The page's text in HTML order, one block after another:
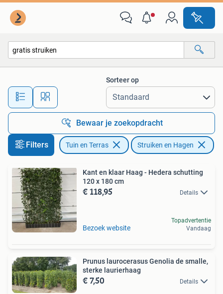
Alle afstanden…
Sorteer op
Bewaar je zoekopdracht
Filters Tuin en Terras Struiken en Hagen
Kant en klaar Haag - Hedera schutting
120 x 180 cm
€ 118,95 Details
Bezoek website
Topadvertentie
Vandaag
Prunus laurocerasus Genolia de smalle,
sterke laurierhaag
€ 7,50 Details